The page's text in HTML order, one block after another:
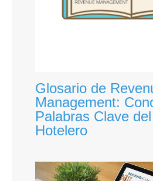
Glosario de
Management:
Palabras Clave
Hotelero